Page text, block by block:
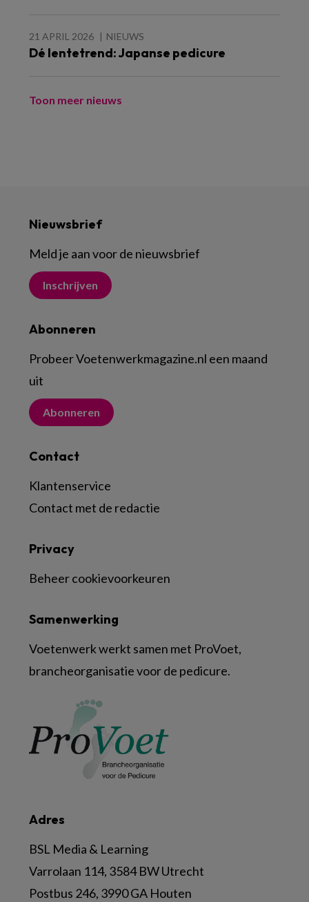
21 APRIL 2026 NIEUWS
Dé lentetrend: Japanse pedicure
Toon meer nieuws
Nieuwsbrief
Meld je aan voor de nieuwsbrief
Inschrijven
Abonneren
Probeer Voetenwerkmagazine.nl een maand
uit
Abonneren
Contact
Klantenservice
Contact met de redactie
Adres
BSL Media & Learning
Varrolaan 114, 3584 BW Utrecht
Postbus 246, 3990 GA Houten
Samenwerking
Voetenwerk werkt samen met ProVoet,
brancheorganisatie voor de pedicure.
Privacy
Beheer cookievoorkeuren